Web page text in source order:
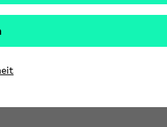
beachten Sie auch die